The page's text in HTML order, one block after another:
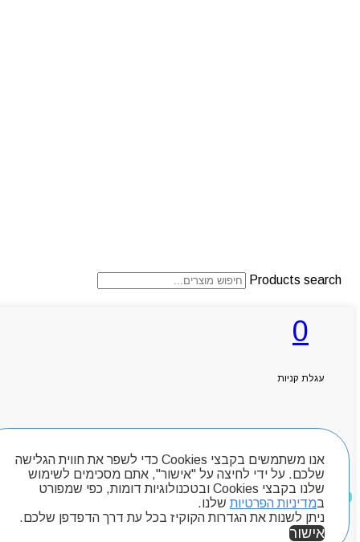
אנו משתמשים בקבצי Cookies כדי לשפר את חווית הגלישה
שלכם. על ידי לחיצה על "אישור", אתם מסכימים לשימוש
שלנו בקבצי Cookies ובטכנולוגיות דומות, כפי שמפורט
במדיניות הפרטיות שלנו.
ניתן לשנות את הגדרות הקוקיז בכל עת דרך הדפדפן שלכם.
אישור
0
עגלת קניות
חיפוש מוצרים
מוצרים שאהבתי
Products search
קטלוג מוצרים